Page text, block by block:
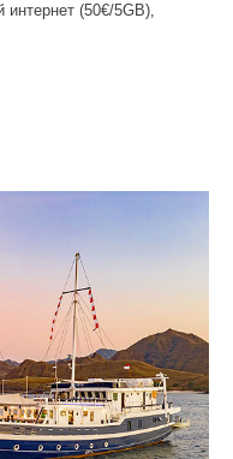
интернет (50€/5GB),